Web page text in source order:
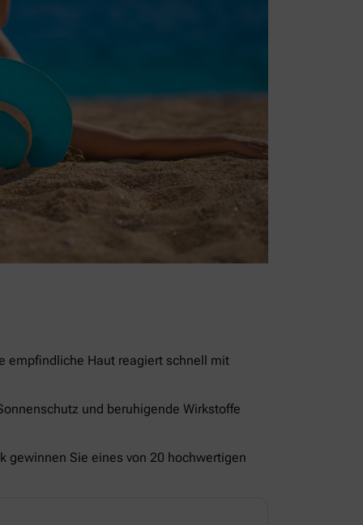
empfindliche Haut reagiert schnell mit
und beruhigende Wirkstoffe
gewinnen Sie eines von 20 hochwertigen